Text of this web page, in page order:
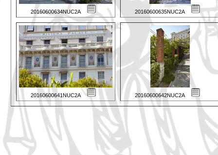
20160600634NUC2A 20160600635NUC2A
20160600641NUC2A 20160600642NUC2A